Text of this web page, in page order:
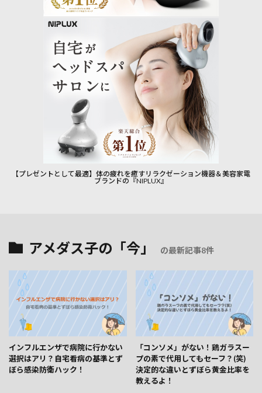
【プレゼントとして最適】体の疲れを癒すリラクゼーション機器＆美容家電
ブランドの『NIPLUX』
アメダス子の「今」 の最新記事8件
インフルエンザで病院に行かない
選択はアリ？自宅看病の基準とず
ぼら感染防衛ハック！
「コンソメ」がない！鶏ガラスー
プの素で代用してもセーフ？(笑)
決定的な違いとずぼら黄金比率を
教えるよ！